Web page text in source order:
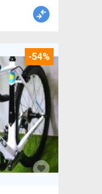
-54%